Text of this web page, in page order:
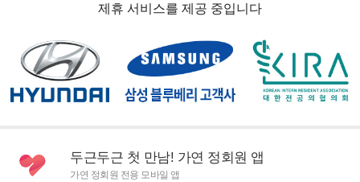
제휴 서비스를 제공 중입니다
두근두근 첫 만남! 가연 정회원 앱
가연 정회원 전용 모바일 앱